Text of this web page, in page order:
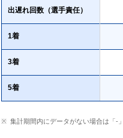
出遅れ回数（選手責任）
1着
3着
5着
集計期間内にデータがない場合は「-